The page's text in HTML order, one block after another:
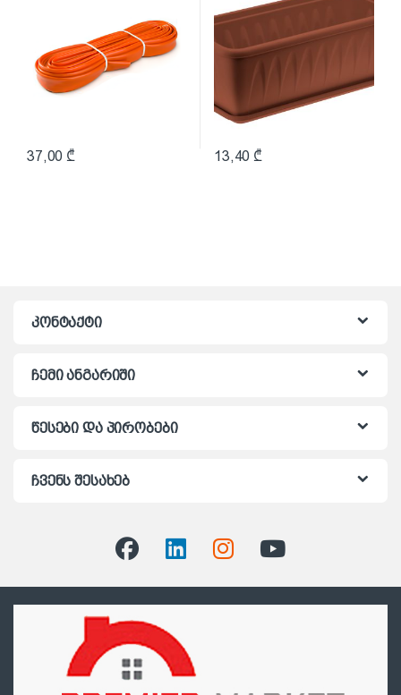
37,00 ₾ 13,40 ₾
კონტაქტი
ჩემი ანგარიში
წესები და პირობები
ჩვენს შესახებ